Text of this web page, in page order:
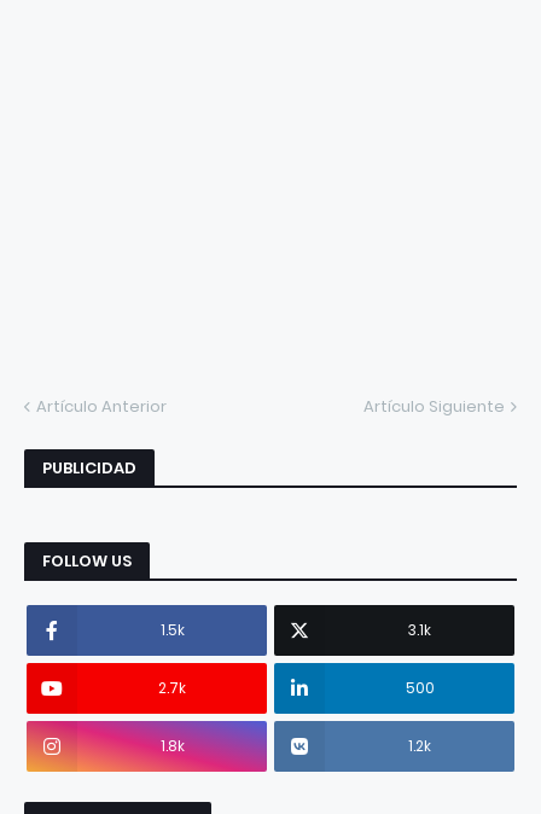
Artículo Anterior Artículo Siguiente
PUBLICIDAD
FOLLOW US
1.5k 3.1k
2.7k 500
1.8k 1.2k